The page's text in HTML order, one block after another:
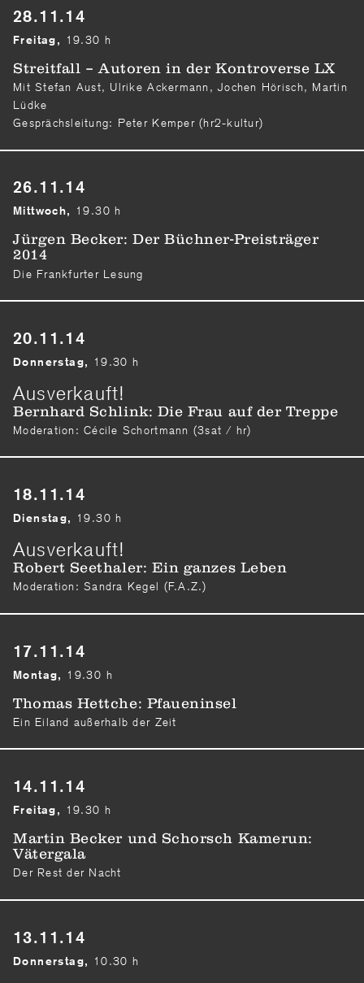
28.11.14
Freitag, 19.30 h
Streitfall – Autoren in der Kontroverse LX
Mit Stefan Aust, Ulrike Ackermann, Jochen Hörisch, Martin
Lüdke
Gesprächsleitung: Peter Kemper (hr2-kultur)
26.11.14
Mittwoch, 19.30 h
Jürgen Becker: Der Büchner-Preisträger
2014
Die Frankfurter Lesung
20.11.14
Donnerstag, 19.30 h
Ausverkauft!
Bernhard Schlink: Die Frau auf der Treppe
Moderation: Cécile Schortmann (3sat / hr)
18.11.14
Dienstag, 19.30 h
Ausverkauft!
Robert Seethaler: Ein ganzes Leben
Moderation: Sandra Kegel (F.A.Z.)
17.11.14
Montag, 19.30 h
Thomas Hettche: Pfaueninsel
Ein Eiland außerhalb der Zeit
14.11.14
Freitag, 19.30 h
Martin Becker und Schorsch Kamerun:
Vätergala
Der Rest der Nacht
13.11.14
Donnerstag, 10.30 h